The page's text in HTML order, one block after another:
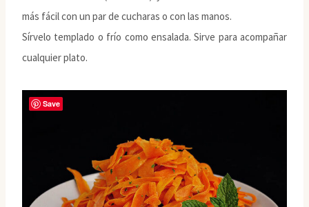
más fácil con un par de cucharas o con las manos.
Sírvelo templado o frío como ensalada. Sirve para acompañar
cualquier plato.
Save